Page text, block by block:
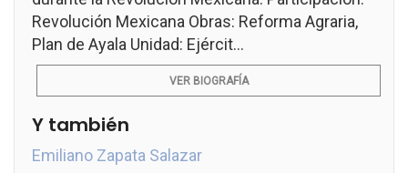
Revolución Mexicana Obras: Reforma Agraria,
Plan de Ayala Unidad: Ejércit...
VER BIOGRAFÍA
Y también
Emiliano Zapata Salazar